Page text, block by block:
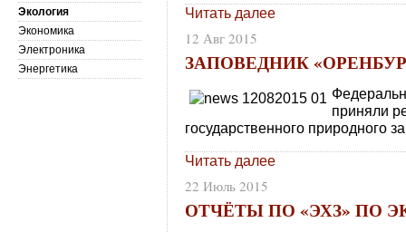
Читать далее
12 Авг 2015
ЗАПОВЕДНИК
приняли
государственного природного
Читать далее
22 Июль 2015
ОТЧЁТЫ ПО «ЭХЗ» ПО
Экология
Экономика
Электроника
Энергетика